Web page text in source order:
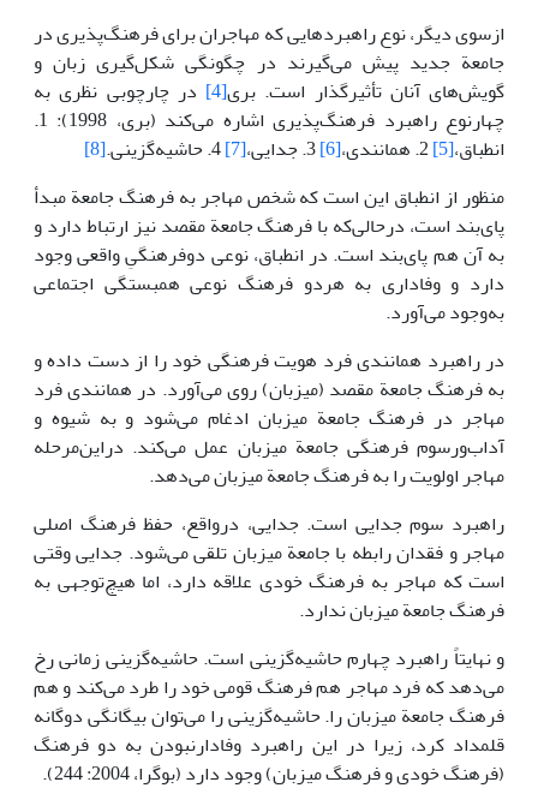
ازسوی دیگر، نوع راهبردهایی که مهاجران برای فرهنگ‌پذیری در
جامعة جدید پیش می‌گیرند در چگونگی شکل‌گیری زبان و
گویش‌های آنان تأثیرگذار است. بری[4]
در چارچوبی نظری به
چهارنوع راهبرد فرهنگ‌پذیری اشاره می‌کند (بری، 1998): 1.
انطباق،[5]
[6]
[7]
[8]
منظور از انطباق این است که شخص مهاجر به فرهنگ جامعة مبدأ
پای‌بند است، درحالی‌که با فرهنگ جامعة مقصد نیز ارتباط دارد و
به آن هم پای‌بند است. در انطباق، نوعی دوفرهنگیِ واقعی وجود
دارد و وفاداری به هردو فرهنگ نوعی همبستگی اجتماعی
به‌وجود می‌آورد.
در راهبرد همانندی فرد هویت فرهنگی خود را از دست داده و
به فرهنگ جامعة مقصد (میزبان) روی می‌آورد. در همانندی فرد
مهاجر در فرهنگ جامعة میزبان ادغام می‌شود و به شیوه و
آداب‌ورسوم فرهنگی جامعة میزبان عمل می‌کند. دراین‌مرحله
مهاجر اولویت را به فرهنگ جامعة میزبان می‌دهد.
راهبرد سوم جدایی است. جدایی، درواقع، حفظ فرهنگ اصلی
مهاجر و فقدان رابطه با جامعة میزبان تلقی می‌شود. جدایی وقتی
است که مهاجر به فرهنگ خودی علاقه دارد، اما هیچ‌توجهی به
فرهنگ جامعة میزبان ندارد.
و نهایتاً راهبرد چهارم حاشیه‌گزینی است. حاشیه‌گزینی زمانی رخ
می‌دهد که فرد مهاجر هم فرهنگ قومی خود را طرد می‌کند و هم
فرهنگ جامعة میزبان را. حاشیه‌گزینی را می‌توان بیگانگی دوگانه
قلمداد کرد، زیرا در این راهبرد وفادارنبودن به دو فرهنگ
(فرهنگ خودی و فرهنگ میزبان) وجود دارد (بوگرا، 2004: 244).